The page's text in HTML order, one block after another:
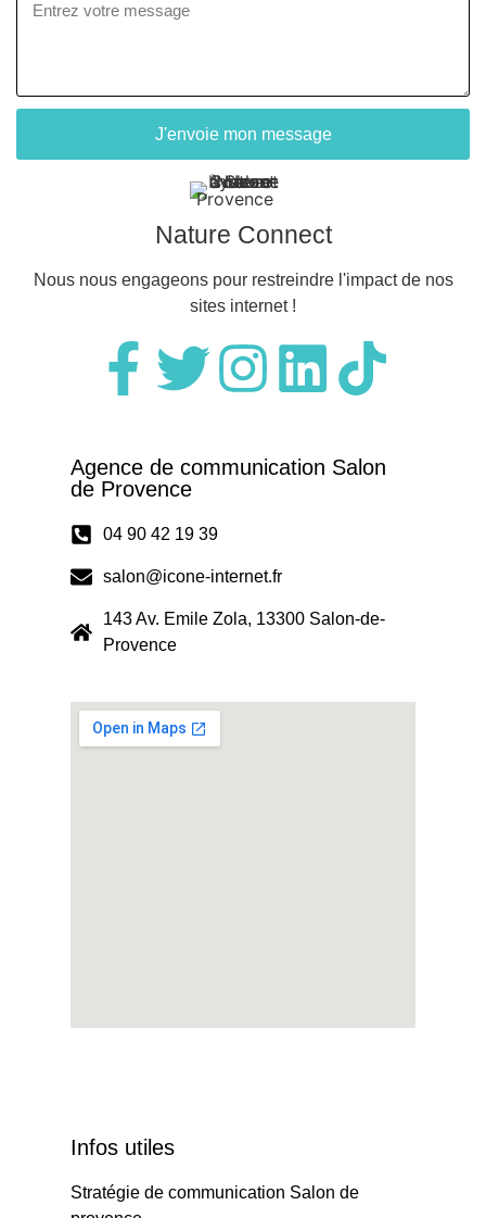
J'envoie mon message
Nature Connect
Nous nous engageons pour restreindre l'impact de nos
sites internet !
Agence de communication Salon
de Provence
04 90 42 19 39
salon@icone-internet.fr
143 Av. Emile Zola, 13300 Salon-de-
Provence
Infos utiles
Stratégie de communication Salon de